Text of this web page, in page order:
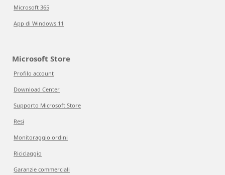
Microsoft 365
App di Windows 11
Microsoft Store
Profilo account
Download Center
Supporto Microsoft Store
Resi
Monitoraggio ordini
Riciclaggio
Garanzie commerciali